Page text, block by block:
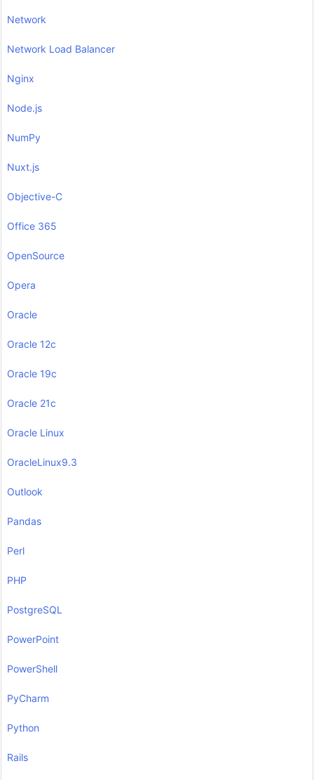
Network
Network Load Balancer
Nginx
Node.js
NumPy
Nuxt.js
Objective-C
Office 365
OpenSource
Opera
Oracle
Oracle 12c
Oracle 19c
Oracle 21c
Oracle Linux
OracleLinux9.3
Outlook
Pandas
Perl
PHP
PostgreSQL
PowerPoint
PowerShell
PyCharm
Python
Rails